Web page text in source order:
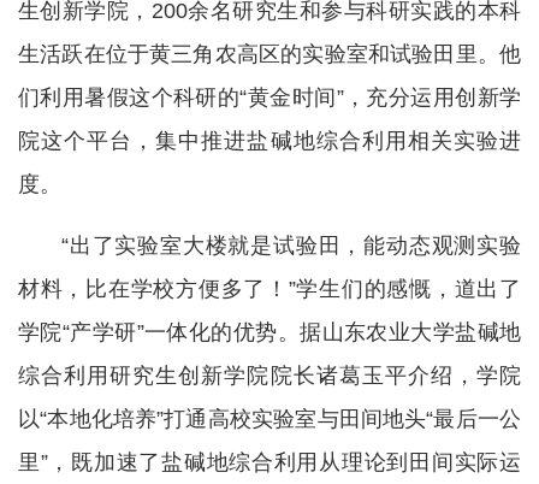
生创新学院，200余名研究生和参与科研实践的本科
生活跃在位于黄三角农高区的实验室和试验田里。他
们利用暑假这个科研的“黄金时间”，充分运用创新学
院这个平台，集中推进盐碱地综合利用相关实验进
度。
“出了实验室大楼就是试验田，能动态观测实验
材料，比在学校方便多了！”学生们的感慨，道出了
学院“产学研”一体化的优势。据山东农业大学盐碱地
综合利用研究生创新学院院长诸葛玉平介绍，学院
以“本地化培养”打通高校实验室与田间地头“最后一公
里”，既加速了盐碱地综合利用从理论到田间实际运